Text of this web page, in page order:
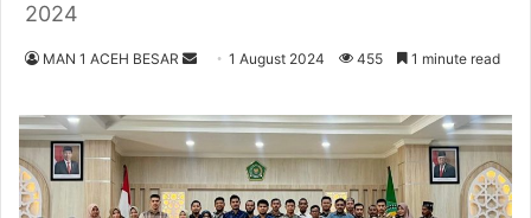
2024
MAN 1 ACEH BESAR
n
a
n
1 August 2024 455 1 minute read